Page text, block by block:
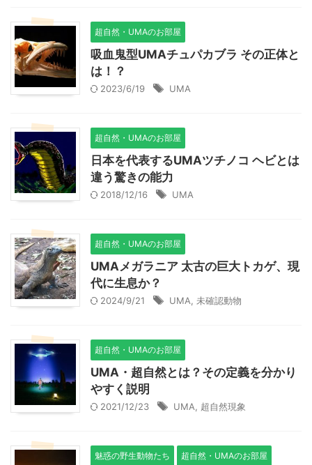
超自然・UMAのお部屋
吸血鬼型UMAチュパカブラ その正体と
は！？
2023/6/19 UMA
超自然・UMAのお部屋
日本を代表するUMAツチノコ ヘビとは
違う驚きの能力
2018/12/16 UMA
超自然・UMAのお部屋
UMAメガラニア 太古の巨大トカゲ、現
代に生息か？
2024/9/21 UMA 未確認動物
超自然・UMAのお部屋
UMA・超自然とは？その定義を分かり
やすく説明
2021/12/23 UMA 超自然現象
魅惑の野生動物たち 超自然・UMAのお部屋